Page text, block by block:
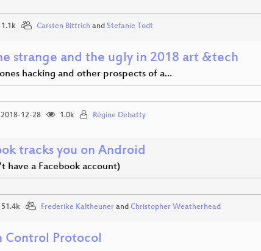
1.1k Carsten Bittrich and Stefanie Todt
strange and the ugly in 2018 art &tech
hacking and other prospects of a…
2018-12-28 1.0k Régine Debatty
tracks you on Android
have a Facebook account)
51.4k Frederike Kaltheuner and Christopher Weatherhead
Control Protocol